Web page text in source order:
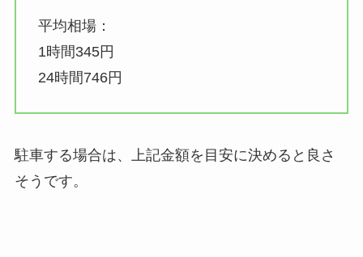
平均相場：
1時間345円
24時間746円
駐車する場合は、上記金額を目安に決めると良さ
そうです。